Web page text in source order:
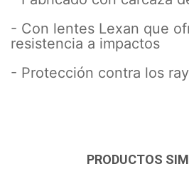
- Con lentes Lexan que
resistencia a impactos
- Protección contra los
PRODUCTOS